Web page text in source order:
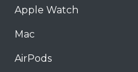
Apple Watch
Mac
AirPods